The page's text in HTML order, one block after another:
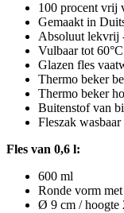
100 procent vrij
Gemaakt in
Absoluut lekvrij
Vulbaar tot 60°C
Glazen fles
Thermo beker
Thermo beker
Buitenstof van
Fleszak wasbaar
Fles van 0,6 l:
600 ml
Ronde vorm
Ø 9 cm / hoogte